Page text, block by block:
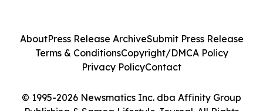
© 1995-2026 Newsmatics Inc. dba Affinity Group
AboutPress Release ArchiveSubmit Press Release
Terms & ConditionsCopyright/DMCA Policy
Privacy PolicyContact